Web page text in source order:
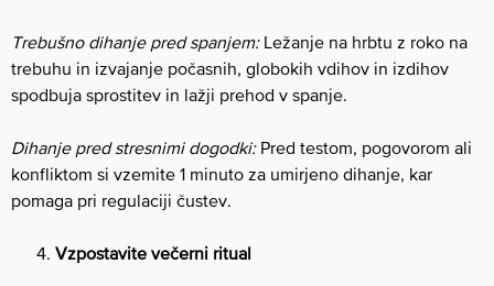
Trebušno dihanje pred spanjem:Ležanje na hrbtu z roko na
trebuhu in izvajanje počasnih, globokih vdihov in izdihov
spodbuja sprostitev in lažji prehod v spanje.
Dihanje pred stresnimi dogodki:Pred testom, pogovorom ali
konfliktom si vzemite 1 minuto za umirjeno dihanje, kar
pomaga pri regulaciji čustev.
Vzpostavite večerni ritual